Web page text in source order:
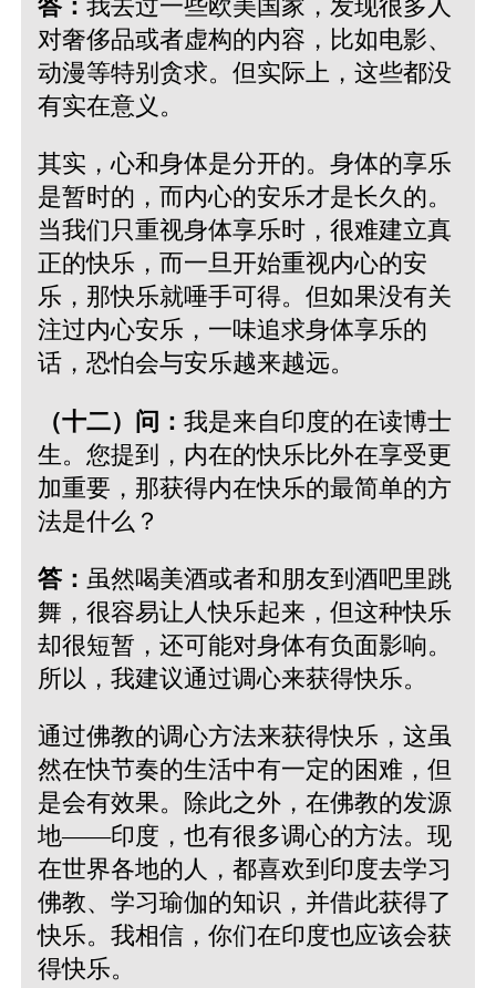
答： 我去过一些欧美国家，发现很多人
对奢侈品或者虚构的内容，比如电影、
动漫等特别贪求。但实际上，这些都没
有实在意义。
其实，心和身体是分开的。身体的享乐
是暂时的，而内心的安乐才是长久的。
当我们只重视身体享乐时，很难建立真
正的快乐，而一旦开始重视内心的安
乐，那快乐就唾手可得。但如果没有关
注过内心安乐，一味追求身体享乐的
话，恐怕会与安乐越来越远。
（十二）问： 我是来自印度的在读博士
生。您提到，内在的快乐比外在享受更
加重要，那获得内在快乐的最简单的方
法是什么？
答： 虽然喝美酒或者和朋友到酒吧里跳
舞，很容易让人快乐起来，但这种快乐
却很短暂，还可能对身体有负面影响。
所以，我建议通过调心来获得快乐。
通过佛教的调心方法来获得快乐，这虽
然在快节奏的生活中有一定的困难，但
是会有效果。除此之外，在佛教的发源
地——印度，也有很多调心的方法。现
在世界各地的人，都喜欢到印度去学习
佛教、学习瑜伽的知识，并借此获得了
快乐。我相信，你们在印度也应该会获
得快乐。